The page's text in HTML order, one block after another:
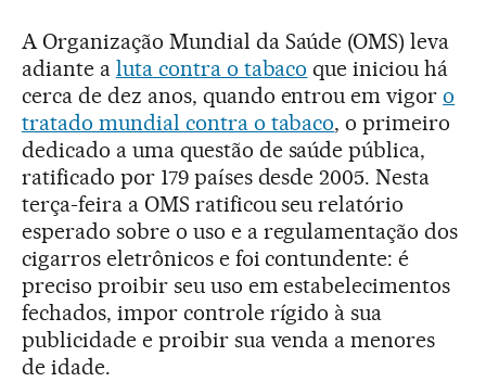
A Organização Mundial da Saúde (OMS) leva
adiante a luta contra o tabaco que iniciou há
cerca de dez anos, quando entrou em vigoro
tratado mundial contra o tabaco, o primeiro
dedicado a uma questão de saúde pública,
ratificado por 179 países desde 2005. Nesta
terça-feira a OMS ratificou seu relatório
esperado sobre o uso e a regulamentação dos
cigarros eletrônicos e foi contundente: é
preciso proibir seu uso em estabelecimentos
fechados, impor controle rígido à sua
publicidade e proibir sua venda a menores
de idade.